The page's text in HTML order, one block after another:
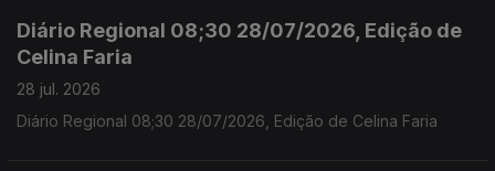
Diário Regional 08;30 28/07/2026, Edição de
Celina Faria
28 jul. 2026
Diário Regional 08;30 28/07/2026, Edição de Celina Faria